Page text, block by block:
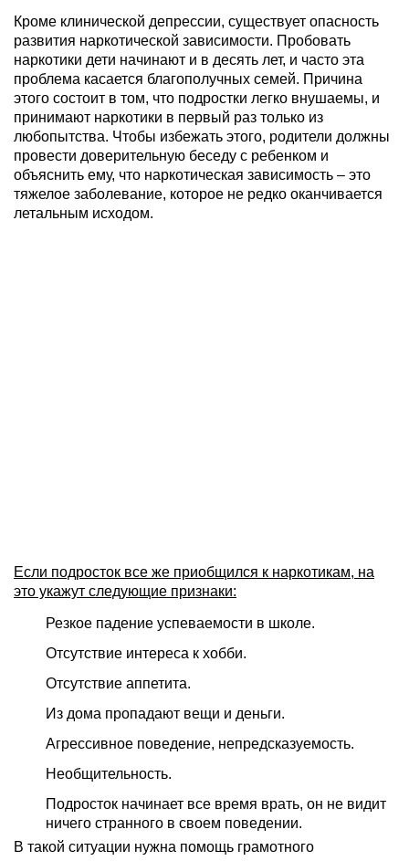
Кроме клинической депрессии, существует опасность
развития наркотической зависимости. Пробовать
наркотики дети начинают и в десять лет, и часто эта
проблема касается благополучных семей. Причина
этого состоит в том, что подростки легко внушаемы, и
принимают наркотики в первый раз только из
любопытства. Чтобы избежать этого, родители должны
провести доверительную беседу с ребенком и
объяснить ему, что наркотическая зависимость – это
тяжелое заболевание, которое не редко оканчивается
летальным исходом.
Если подросток все же приобщился к наркотикам, на
это укажут следующие признаки:
Резкое падение успеваемости в школе.
Отсутствие интереса к хобби.
Отсутствие аппетита.
Из дома пропадают вещи и деньги.
Агрессивное поведение, непредсказуемость.
Необщительность.
Подросток начинает все время врать, он не видит
ничего странного в своем поведении.
В такой ситуации нужна помощь грамотного